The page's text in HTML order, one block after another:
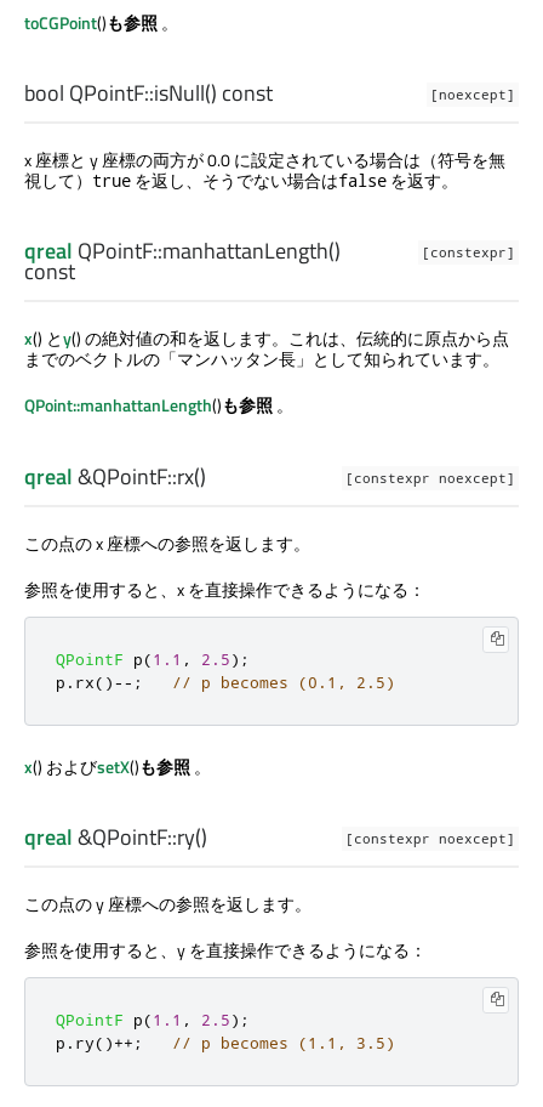
toCGPoint()も参照 。
[noexcept]
bool QPointF::isNull() const
x 座標と y 座標の両方が 0.0 に設定されている場合は（符号を無
視して） true を返し、そうでない場合はfalse を返す。
[constexpr]
qreal QPointF::manhattanLength()
const
x() とy() の絶対値の和を返します。これは、伝統的に原点から点
までのベクトルの「マンハッタン長」として知られています。
QPoint::manhattanLength()も参照。
[constexpr noexcept]
qreal&QPointF::rx()
この点の x 座標への参照を返します。
参照を使用すると、x を直接操作できるようになる：
QPointF p(1.1 , 2.5);
p . rx()-- ; // p becomes (0.1, 2.5)
x() およびsetX()も参照 。
[constexpr noexcept]
qreal&QPointF::ry()
この点の y 座標への参照を返します。
参照を使用すると、y を直接操作できるようになる：
QPointF p(1.1 , 2.5);
p . ry()++ ; // p becomes (1.1, 3.5)